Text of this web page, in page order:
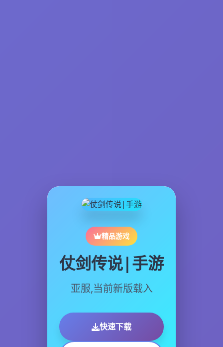
精品游戏
仗剑传说|手游
亚服,当前新版载入
快速下载